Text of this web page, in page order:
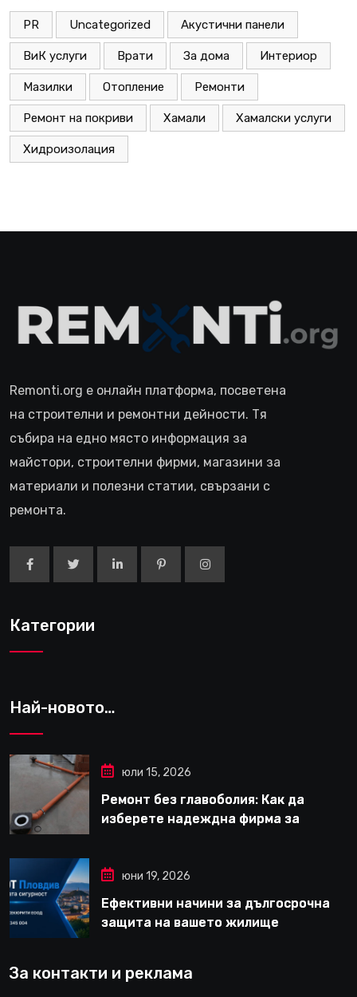
PR Uncategorized Акустични панели
ВиК услуги Врати За дома Интериор
Мазилки Отопление Ремонти
Ремонт на покриви Хамали Хамалски услуги
Хидроизолация
Remonti.org е онлайн платформа, посветена
на строителни и ремонтни дейности. Тя
събира на едно място информация за
майстори, строителни фирми, магазини за
материали и полезни статии, свързани с
ремонта.
Категории
Най-новото…
юли 15, 2026
Ремонт без главоболия: Как да
изберете надеждна фирма за
юни 19, 2026
Ефективни начини за дългосрочна
защита на вашето жилище
За контакти и реклама